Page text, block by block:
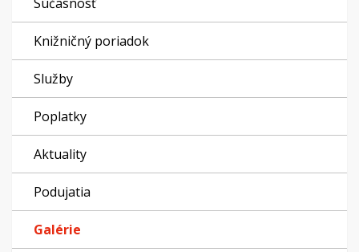
Knižničný poriadok
Služby
Poplatky
Aktuality
Podujatia
Galérie